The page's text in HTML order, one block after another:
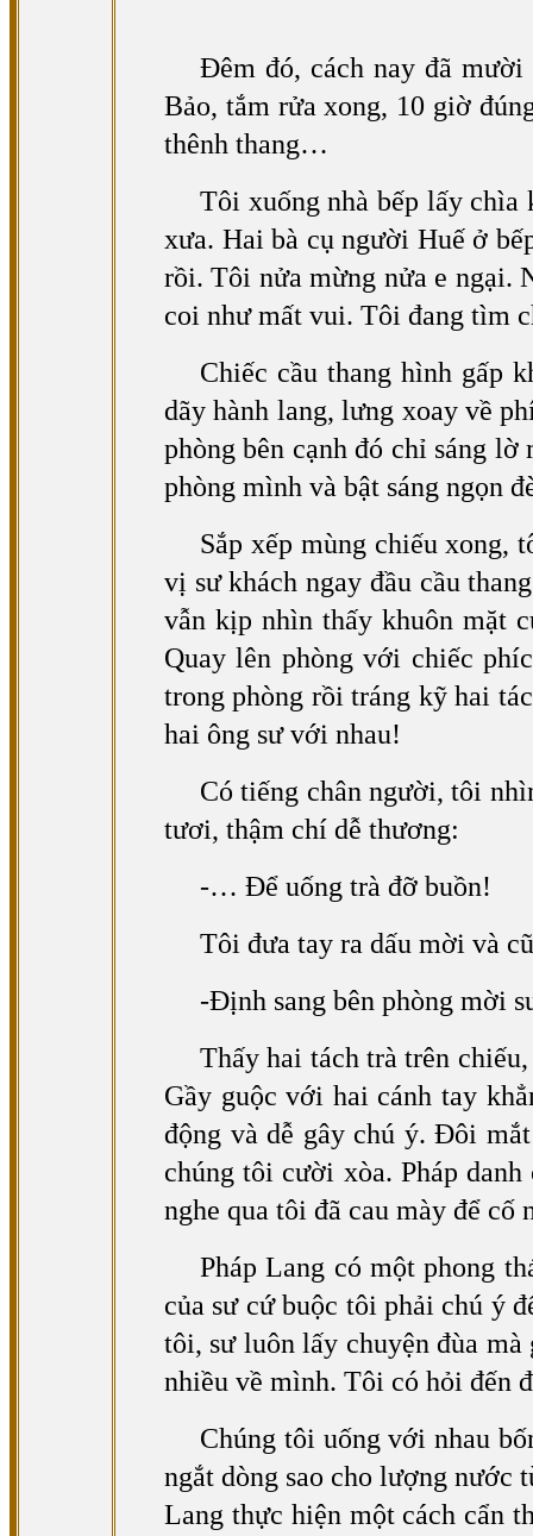
Đêm đó, cách nay đã
Bảo, tắm rửa xong, 10 giờ
thênh thang…
Tôi xuống nhà bếp lấy chìa
xưa. Hai bà cụ người Huế ở
rồi. Tôi nửa mừng nửa e ngại.
coi như mất vui. Tôi đang tìm
Chiếc cầu thang hình gấp
dãy hành lang, lưng xoay về
phòng bên cạnh đó chỉ sáng
phòng mình và bật sáng ngọn
Sắp xếp mùng chiếu xong,
vị sư khách ngay đầu cầu
vẫn kịp nhìn thấy khuôn mặt
Quay lên phòng với chiếc
trong phòng rồi tráng kỹ hai
hai ông sư với nhau!
Có tiếng chân người, tôi
tươi, thậm chí dễ thương:
-… Để uống trà đỡ buồn!
Tôi đưa tay ra dấu mời và
-Định sang bên phòng mời
Thấy hai tách trà trên
Gầy guộc với hai cánh tay
động và dễ gây chú ý. Đôi
chúng tôi cười xòa. Pháp
nghe qua tôi đã cau mày để
Pháp Lang có một phong
của sư cứ buộc tôi phải chú ý
tôi, sư luôn lấy chuyện đùa
nhiều về mình. Tôi có hỏi đến
Chúng tôi uống với nhau
ngắt dòng sao cho lượng nước
Lang thực hiện một cách cẩn